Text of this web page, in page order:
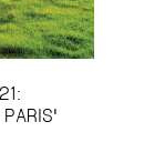
PARIS'